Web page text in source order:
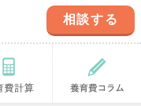
相談する